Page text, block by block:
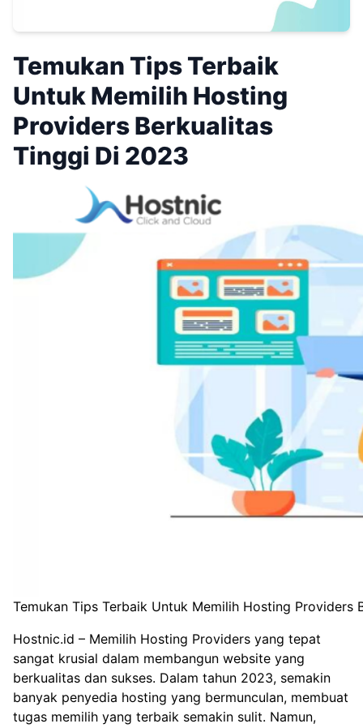
Temukan Tips Terbaik
Untuk Memilih Hosting
Providers Berkualitas
Tinggi Di 2023
Temukan Tips Terbaik Untuk Memilih Hosting Providers
Hostnic.id – Memilih Hosting Providers yang tepat
sangat krusial dalam membangun website yang
berkualitas dan sukses. Dalam tahun 2023, semakin
banyak penyedia hosting yang bermunculan, membuat
tugas memilih yang terbaik semakin sulit. Namun,